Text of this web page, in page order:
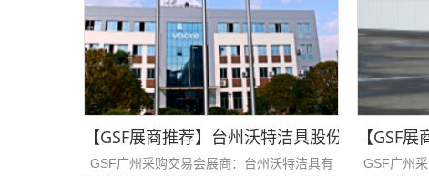
【GSF展商推荐】​​台州沃特洁具股份有限公司
GSF广州采购交易会展商：台州沃特洁具有
【GSF
GSF广州